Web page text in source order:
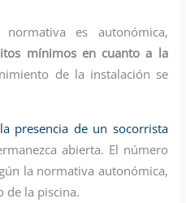
normativa es autonómica,
mínimos en cuanto a la
de la instalación se
la presencia de un socorrista
abierta. El número
la normativa autonómica,
de la piscina.